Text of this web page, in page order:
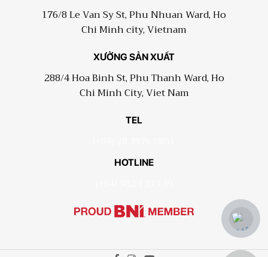
176/8 Le Van Sy St, Phu Nhuan Ward, Ho
Chi Minh city, Vietnam
XƯỞNG SẢN XUẤT
288/4 Hoa Binh St, Phu Thanh Ward, Ho
Chi Minh City, Viet Nam
TEL
HOTLINE